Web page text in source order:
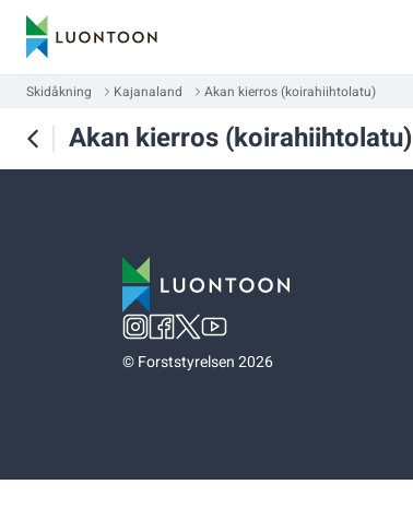
Skidåkning Kajanaland Akan kierros (koirahiihtolatu)
Akan kierros (koirahiihtolatu)
©Forststyrelsen 2026